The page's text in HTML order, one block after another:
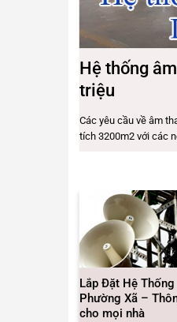
Hệ thống
triệu
Các yêu cầu về âm
tích 3200m2 với các
Lắp Đặt Hệ Thống
Phường Xã –
cho mọi nhà